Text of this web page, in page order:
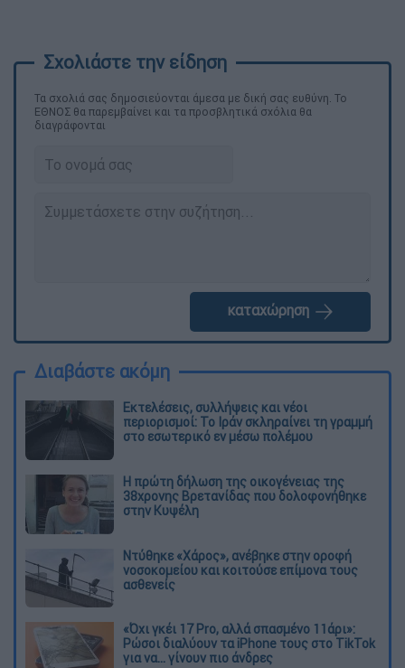
Τα σχολιά σας δημοσιεύονται άμεσα με δική σας ευθύνη. Το
ΕΘΝΟΣ θα παρεμβαίνει και τα προσβλητικά σχόλια θα
διαγράφονται
καταχώρηση
Διαβάστε ακόμη
Εκτελέσεις, συλλήψεις και νέοι
περιορισμοί: Το Ιράν σκληραίνει τη γραμμή
στο εσωτερικό εν μέσω πολέμου
Η πρώτη δήλωση της οικογένειας της
38χρονης Βρετανίδας που δολοφονήθηκε
στην Κυψέλη
Ντύθηκε «Χάρος», ανέβηκε στην οροφή
νοσοκομείου και κοιτούσε επίμονα τους
ασθενείς
«Όχι γκέι 17 Pro, αλλά σπασμένο 11άρι»:
Ρώσοι διαλύουν τα iPhone τους στο TikTok
για να... γίνουν πιο άνδρες